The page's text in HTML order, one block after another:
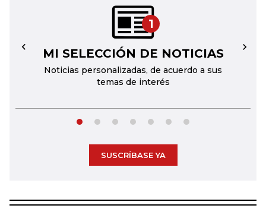
1
MI SELECCIÓN DE NOTICIAS
Noticias personalizadas, de acuerdo a sus
temas de interés
← →
SUSCRÍBASE YA